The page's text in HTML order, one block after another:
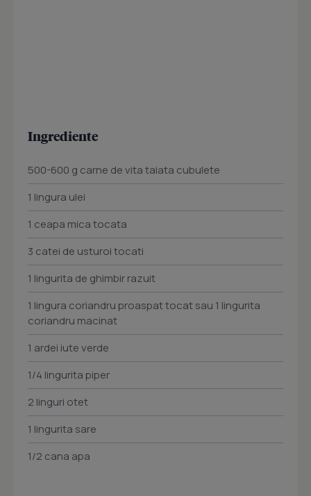
Ingrediente
500-600 g carne de vita taiata cubulete
1 lingura ulei
1 ceapa mica tocata
3 catei de usturoi tocati
1 lingurita de ghimbir razuit
1 lingura coriandru proaspat tocat sau 1 lingurita
coriandru macinat
1 ardei iute verde
1/4 lingurita piper
2 linguri otet
1 lingurita sare
1/2 cana apa